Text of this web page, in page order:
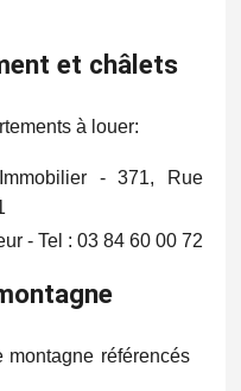
et châlets
à louer:
- 371, Rue
- Tel : 03 84 60 00 72
montagne référencés